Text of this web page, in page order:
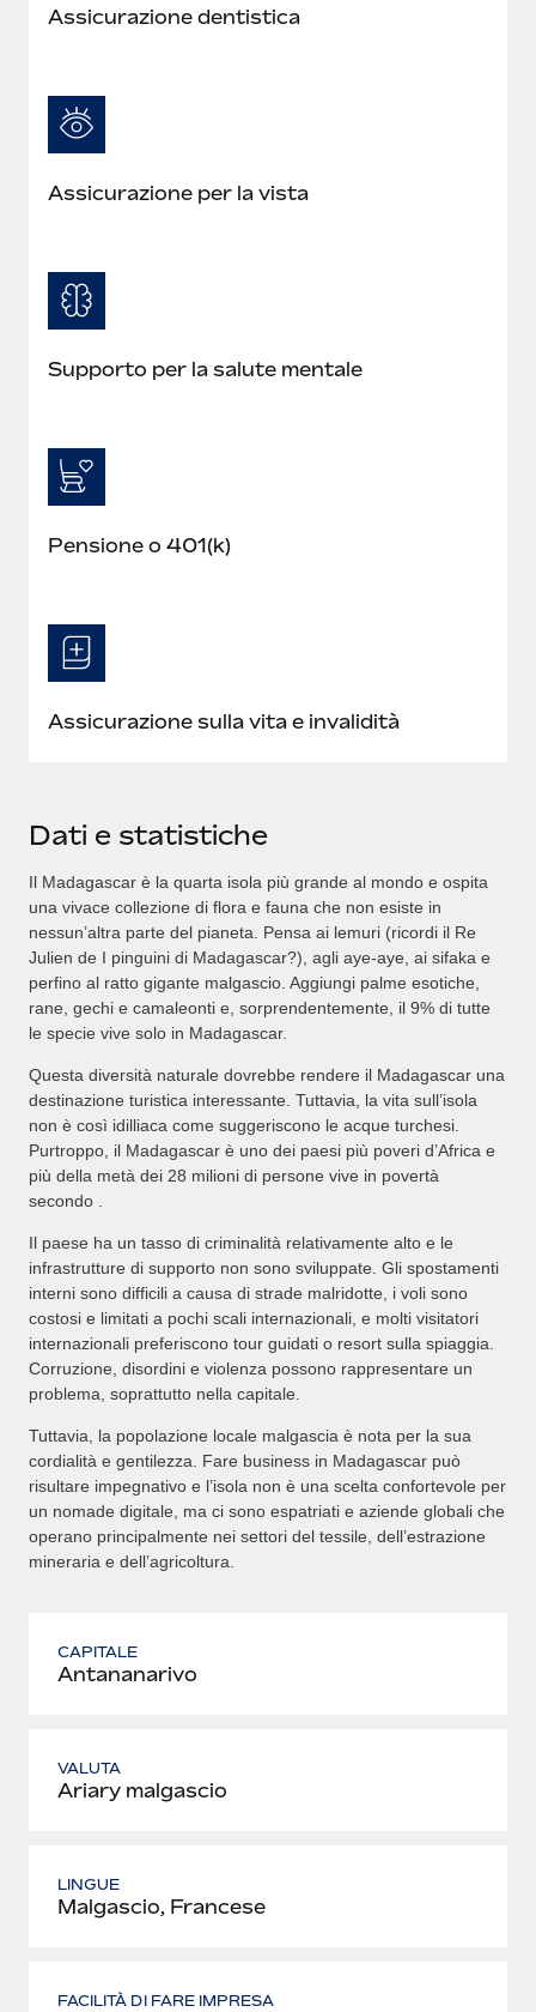
Assicurazione dentistica
Assicurazione per la vista
Supporto per la salute mentale
Pensione o 401(k)
Assicurazione sulla vita e invalidità
Dati e statistiche
Il Madagascar è la quarta isola più grande al mondo e ospita
una vivace collezione di flora e fauna che non esiste in
nessun’altra parte del pianeta. Pensa ai lemuri (ricordi il Re
Julien de I pinguini di Madagascar?), agli aye-aye, ai sifaka e
perfino al ratto gigante malgascio. Aggiungi palme esotiche,
rane, gechi e camaleonti e, sorprendentemente, il 9% di tutte
le specie vive solo in Madagascar.
Questa diversità naturale dovrebbe rendere il Madagascar una
destinazione turistica interessante. Tuttavia, la vita sull’isola
non è così idilliaca come suggeriscono le acque turchesi.
Purtroppo, il Madagascar è uno dei paesi più poveri d’Africa e
più della metà dei 28 milioni di persone vive in povertà
secondo .
Il paese ha un tasso di criminalità relativamente alto e le
infrastrutture di supporto non sono sviluppate. Gli spostamenti
interni sono difficili a causa di strade malridotte, i voli sono
costosi e limitati a pochi scali internazionali, e molti visitatori
internazionali preferiscono tour guidati o resort sulla spiaggia.
Corruzione, disordini e violenza possono rappresentare un
problema, soprattutto nella capitale.
Tuttavia, la popolazione locale malgascia è nota per la sua
cordialità e gentilezza. Fare business in Madagascar può
risultare impegnativo e l’isola non è una scelta confortevole per
un nomade digitale, ma ci sono espatriati e aziende globali che
operano principalmente nei settori del tessile, dell’estrazione
mineraria e dell’agricoltura.
CAPITALE
Antananarivo
VALUTA
Ariary malgascio
LINGUE
Malgascio, Francese
FACILITÀ DI FARE IMPRESA